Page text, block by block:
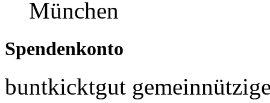
IBAN: DE85 7002 0270
BIC: HYVEDEMMXXX